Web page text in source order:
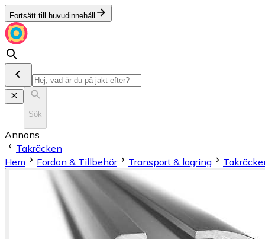
Fortsätt till huvudinnehåll
Sök
Annons
Takräcken
Hem
Fordon & Tillbehör Transport & lagring